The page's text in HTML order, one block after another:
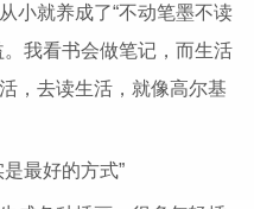
小就养成了“不动笔墨不读
我看书会做笔记，而生活
，去读生活，就像高尔基
最好的方式”